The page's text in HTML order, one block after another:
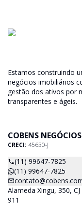
Estamos construindo
negócios imobiliários
gestão dos ativos por
transparentes e ágeis.
COBENS
CRECI: 45630-J
(11) 99647-7825
(11) 99647-7825
Alameda Xingu, 350,
911